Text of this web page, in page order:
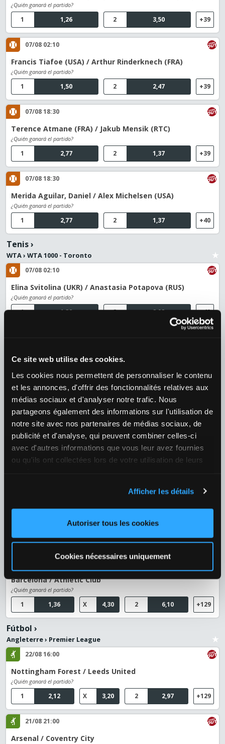
Ce site web utilise des cookies.
Les cookies nous permettent de personnaliser le contenu
et les annonces, d'offrir des fonctionnalités relatives aux
médias sociaux et d'analyser notre trafic. Nous
partageons également des informations sur l'utilisation de
notre site avec nos partenaires de médias sociaux, de
publicité et d'analyse, qui peuvent combiner celles-ci
avec d'autres informations que vous leur avez fournies
ou qu'ils ont collectées lors de votre utilisation de leurs
Afficher les détails
Autoriser tous les cookies
Cookies nécessaires uniquement
¿Quién ganará el partido?
1,26
1 3,50
2 +39
07/08 02:10
Francis Tiafoe (USA) / Arthur Rinderknech (FRA)
¿Quién ganará el partido?
1,50
1 2,47
2 +39
07/08 18:30
Terence Atmane (FRA) / Jakub Mensik (RTC)
¿Quién ganará el partido?
2,77
1 1,37
2 +39
07/08 18:30
Merida Aguilar, Daniel / Alex Michelsen (USA)
¿Quién ganará el partido?
2,77
1 1,37
2 +40
Tenis›
WTA› WTA 1000 - Toronto
07/08 02:10
Elina Svitolina (UKR) / Anastasia Potapova (RUS)
¿Quién ganará el partido?
1,38
1 2,92
2 +40
Ann Li (USA) / Elena Rybakina (RUS)
¿Quién ganará el partido?
4,70
1 1,13
2 +39
08/08 00:10
Taylor Townsend (USA) / Belinda Bencic (SUI)
¿Quién ganará el partido?
2,82
1 1,35
2 +40
Valencia / Real Betis
¿Quién ganará el partido?
2,47
1 3,00
X 2,50
2 +128
Barcelona / Athletic Club
¿Quién ganará el partido?
1,36
1 4,30
X 6,10
2 +129
Fútbol ›
Angleterre› Premier League
22/08 16:00
Nottingham Forest / Leeds United
¿Quién ganará el partido?
2,12
1 3,20
X 2,97
2 +129
21/08 21:00
Arsenal / Coventry City